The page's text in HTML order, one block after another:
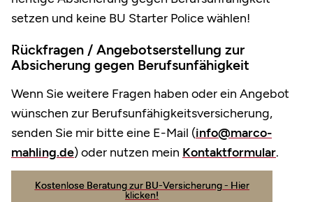
setzen und keine BU Starter Police wählen!
Rückfragen / Angebotserstellung zur
Absicherung gegen Berufsunfähigkeit
Wenn Sie weitere Fragen haben oder ein Angebot
wünschen zur Berufsunfähigkeitsversicherung,
senden Sie mir bitte eine E-Mail (info@marco-
mahling.de) oder nutzen mein Kontaktformular.
Kostenlose Beratung zur BU-Versicherung - Hier
klicken!